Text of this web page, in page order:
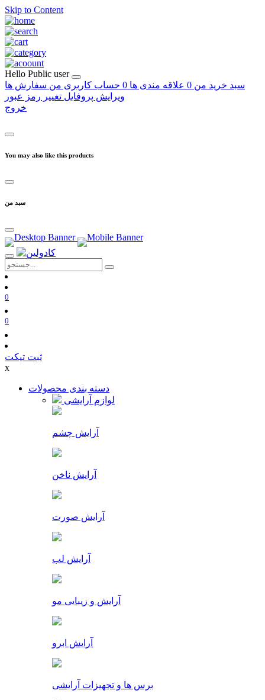
Skip to Content
Hello Public user
سبد خرید من 0 علاقه مندی ها 0 حساب کاربری من سفارش ها
ویرایش پروفایل تغییر رمز عبور
خروج
You may also like this products
سبد من
0
0
ثبت تیکت
x
دسته بندی محصولات
لوازم آرایشی
آرایش چشم
آرایش ناخن
آرایش صورت
آرایش لب
آرایش و زیبایی مو
آرایش ابرو
برس ها و تجهیزات آرایشی